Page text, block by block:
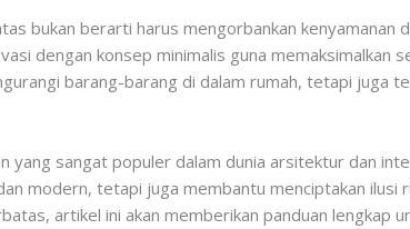
bukan berarti harus mengorbankan kenyamanan
dengan konsep minimalis guna
barang-barang di dalam rumah, tetapi juga
yang sangat populer dalam dunia arsitektur dan
modern, tetapi juga membantu menciptakan ilusi
artikel ini akan memberikan panduan lengkap